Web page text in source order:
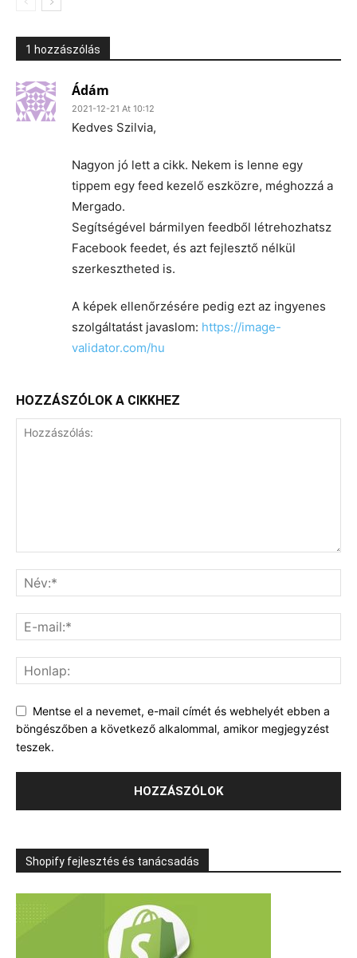
1 hozzászólás
Ádám
2021-12-21 At 10:12
Kedves Szilvia,
Nagyon jó lett a cikk. Nekem is lenne egy
tippem egy feed kezelő eszközre, méghozzá a
Mergado.
Segítségével bármilyen feedből létrehozhatsz
Facebook feedet, és azt fejlesztő nélkül
szerkesztheted is.
A képek ellenőrzésére pedig ezt az ingyenes
szolgáltatást javaslom: https://image-
validator.com/hu
HOZZÁSZÓLOK A CIKKHEZ
Mentse el a nevemet, e-mail címét és webhelyét ebben a
böngészőben a következő alkalommal, amikor megjegyzést
teszek.
Shopify fejlesztés és tanácsadás